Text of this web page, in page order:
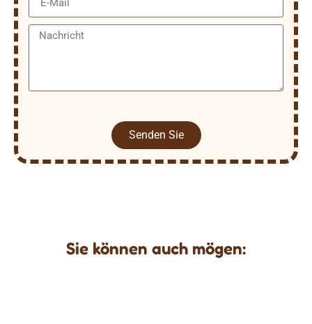
Senden Sie
Sie können auch mögen: